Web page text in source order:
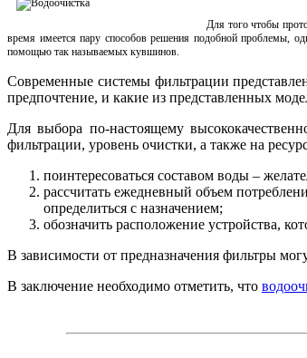
Для того чтобы
время имеется пару способов решения подобной проблемы,
помощью так называемых кувшинов.
Современные системы фильтрации
предпочтение, и какие из представленных
Для выбора по-настоящему
фильтрации, уровень очистки, а также на
поинтересоваться составом воды –
рассчитать ежедневный объем
определиться с назначением;
обозначить расположение устройства,
В зависимости от предназначения фильтры
В заключение необходимо отметить, что